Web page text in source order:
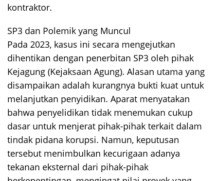
kontraktor.
SP3 dan Polemik yang Muncul
Pada 2023, kasus ini secara mengejutkan
dihentikan dengan penerbitan SP3 oleh pihak
Kejagung (Kejaksaan Agung). Alasan utama yang
disampaikan adalah kurangnya bukti kuat untuk
melanjutkan penyidikan. Aparat menyatakan
bahwa penyelidikan tidak menemukan cukup
dasar untuk menjerat pihak-pihak terkait dalam
tindak pidana korupsi. Namun, keputusan
tersebut menimbulkan kecurigaan adanya
tekanan eksternal dari pihak-pihak